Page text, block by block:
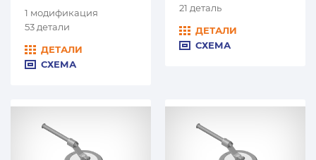
1 модификация
53 детали
ДЕТАЛИ
СХЕМА
21 деталь
ДЕТАЛИ
СХЕМА